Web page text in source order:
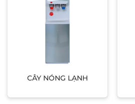
CÂY NÓNG LẠNH